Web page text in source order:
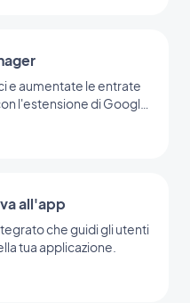
e aumentate le entrate
l'estensione di Google
all'app
che guidi gli utenti
tua applicazione.